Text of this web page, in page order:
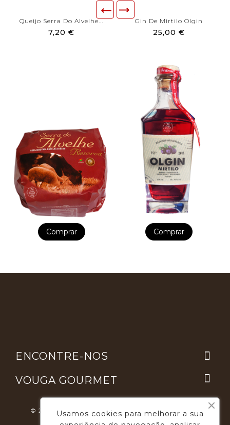
Queijo Serra Do Alvelhe...
7,20 €
Comprar
Gin De Mirtilo Olgin
25,00 €
Comprar
ENCONTRE-NOS 
VOUGA GOURMET 
© 2026 - Desenvolvimento E Suporte: Webfeel.pt
Usamos cookies para melhorar a sua